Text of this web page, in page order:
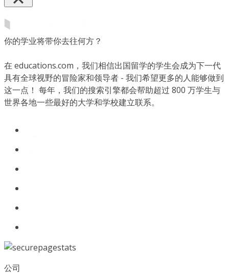
你的学业将带你去往何方？
在 educations.com，我们相信出国留学的学生会成为下一代
具有全球视野的冒险家和领导者 - 我们希望更多的人能够做到
这一点！ 每年，我们的搜索引擎都会帮助超过 800 万学生与
世界各地一些最好的大学和学校建立联系。
公司